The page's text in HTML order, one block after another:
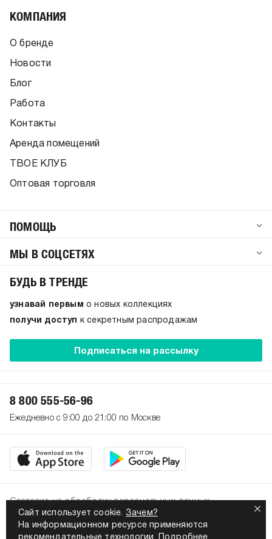
Сайт использует cookie. Зачем?
На информационном ресурсе применяются
КОМПАНИЯ
О бренде
Новости
Блог
Работа
Контакты
Аренда помещений
ТВОЕ КЛУБ
Оптовая торговля
ПОМОЩЬ
МЫ В СОЦСЕТЯХ
БУДЬ В ТРЕНДЕ
узнавай первым о новых коллекциях
получи доступ к секретным распродажам
Подписаться на рассылку
8 800 555-56-96
Ежедневно с 9:00 до 21:00 по Москве
2026. Все права защищены
Политика конфиденциальности
Согласие на обработку персональных данных